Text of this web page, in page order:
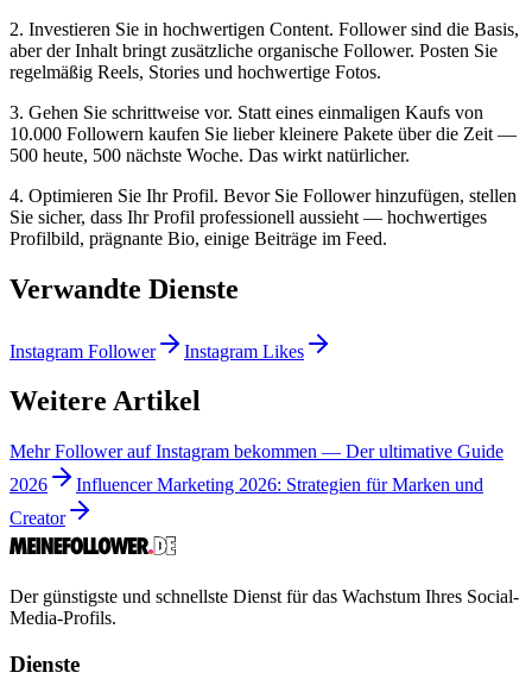
2. Investieren Sie in hochwertigen Content. Follower sind die Basis,
aber der Inhalt bringt zusätzliche organische Follower. Posten Sie
regelmäßig Reels, Stories und hochwertige Fotos.
3. Gehen Sie schrittweise vor. Statt eines einmaligen Kaufs von
10.000 Followern kaufen Sie lieber kleinere Pakete über die Zeit —
500 heute, 500 nächste Woche. Das wirkt natürlicher.
4. Optimieren Sie Ihr Profil. Bevor Sie Follower hinzufügen, stellen
Sie sicher, dass Ihr Profil professionell aussieht — hochwertiges
Profilbild, prägnante Bio, einige Beiträge im Feed.
Verwandte Dienste
Instagram Follower Instagram Likes
Weitere Artikel
Mehr Follower auf Instagram bekommen — Der ultimative Guide
2026
Influencer Marketing 2026: Strategien für Marken und
Creator
Der günstigste und schnellste Dienst für das Wachstum Ihres Social-
Media-Profils.
Dienste